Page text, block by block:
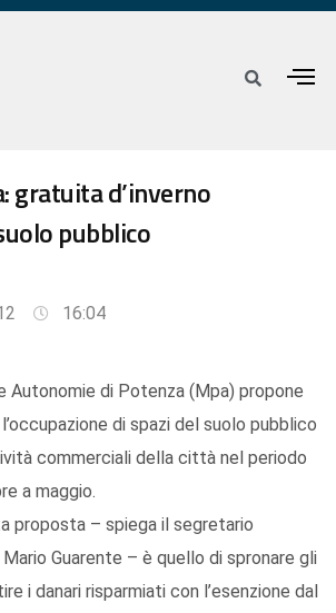
gratuita d’inverno
pubblico
16:04
Autonomie di Potenza (Mpa) propone
di spazi del suolo pubblico
commerciali della città nel periodo
a maggio.
proposta – spiega il segretario
Guarente – è quello di spronare gli
i danari risparmiati con l’esenzione dal